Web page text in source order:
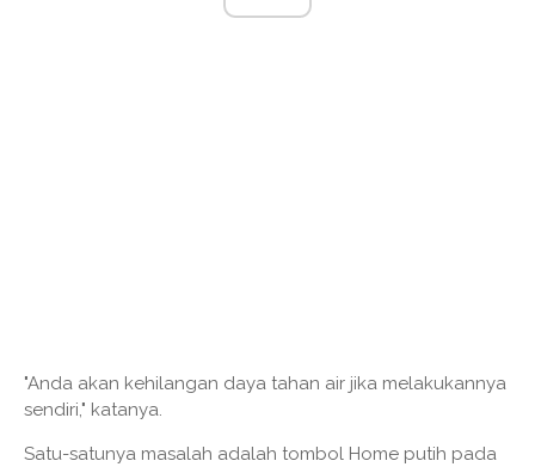
"Anda akan kehilangan daya tahan air jika melakukannya
sendiri," katanya.
Satu-satunya masalah adalah tombol Home putih pada